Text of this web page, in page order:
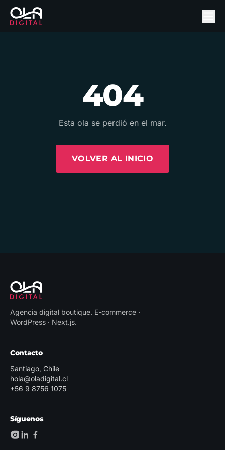
404
Esta ola se perdió en el mar.
VOLVER AL INICIO
Agencia digital boutique. E-commerce ·
WordPress · Next.js.
Contacto
Santiago, Chile
hola@oladigital.cl
+56 9 8756 1075
Síguenos